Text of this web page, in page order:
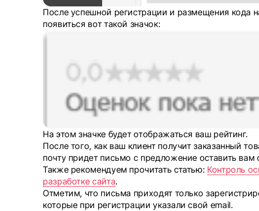
После успешной регистрации и размещения кода
появиться вот такой значок:
На этом значке будет отображаться ваш рейтинг.
После того, как ваш клиент получит заказанный
почту придет письмо с предложение оставить вам
Также рекомендуем прочитать статью: Контроль
разработке сайта.
Отметим, что письма приходят только
которые при регистрации указали свой email.